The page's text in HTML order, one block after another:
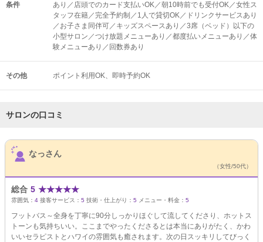
条件
あり／店頭でのカード支払いOK／朝10時前でも受付OK／女性ス
タッフ在籍／完全予約制／1人で貸切OK／ドリンクサービスあり
／お子さま同伴可／キッズスペースあり／3席（ベッド）以下の
小型サロン／つけ放題メニューあり／都度払いメニューあり／体
験メニューあり／回数券あり
その他 ポイント利用OK 即時予約OK
サロンの口コミ
サロンPick Up
なっさん
（女性/50代）
総合 5 ★★★★★
雰囲気： 4 接客サービス： 5 技術・仕上がり： 5 メニュー・料金： 5
フットバス～全身を丁寧に90分しっかりほぐして流してくださり、ホットス
トーンも気持ちいい。ここまでやったくださるとは本当にありがたく、かわ
いいセラピストとハワイの雰囲気も癒されます。次の日スッキリしてびっく